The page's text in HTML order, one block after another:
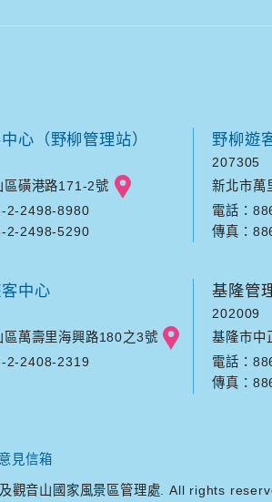
心（野柳管理站）
區磺港路171-2號
2-2498-8980
2-2498-5290
野柳遊
207305
新北市萬
電話：
傳真：
中心
區萬壽里海興路180之3號
2-2408-2319
基隆管
202009
基隆市中
電話：
傳真：
意見信箱
觀音山國家風景區管理處. All rights